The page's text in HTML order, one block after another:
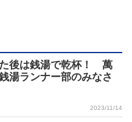
た後は銭湯で乾杯！ 萬
湯ランナー部のみなさ
2023/11/14